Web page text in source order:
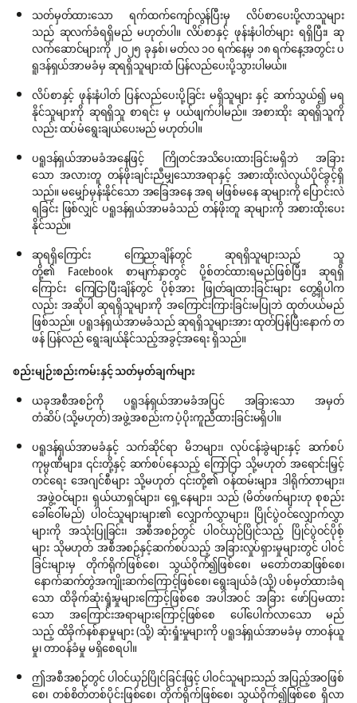
သတ်မှတ်ထားသော ရက်ထက်‌ကျော်လွန်ပြီးမှ လိပ်စာပေးပို့လာသူများ
သည် ဆုလက်ခံရရှိမည် မဟုတ်ပါ။ လိပ်စာနှင့် ဖုန်းနံပါတ်များ ရရှိပြီး၊ ဆု
လက်ဆောင်များကို ၂၀၂၅ ခုနှစ်၊ မတ်လ ၁၀ ရက်နေ့မှ ၁၈ ရက်နေ့အတွင်း ပ
ရူဒန်ရှယ်အာမခံမှ ဆုရရှိသူများထံ ပြန်လည်ပေးပို့သွားပါမယ်။
လိပ်စာနှင့် ဖုန်းနံပါတ် ပြန်လည်ပေးပို့ခြင်း မရှိသူများ နှင့် ဆက်သွယ်၍ မရ
နိုင်သူများကို ဆုရရှိသူ စာရင်း မှ ပယ်ဖျက်ပါမည်။ အစားထိုး ဆုရရှိသူကို
လည်း ထပ်မံရွေးချယ်ပေးမည် မဟုတ်ပါ။
ပရူဒန်ရှယ်အာမခံအနေဖြင့် ကြိုတင်အသိပေးထားခြင်းမရှိဘဲ အခြား
သော အလားတူ တန်ဖိုးချင်းညီမျှသောအရာနှင့် အစားထိုးလဲလှယ်ပိုင်ခွင့်ရှိ
သည်။ မမျှော်မှန်းနိုင်သော အခြေအနေ အရ မဖြစ်မနေ ဆုများကို ပြောင်းလဲ
ရခြင်း ဖြစ်လျှင် ပရူဒန်ရှယ်အာမခံသည် တန်ဖိုးတူ ဆုများကို အစားထိုးပေး
နိုင်သည်။
ဆုရရှိကြောင်း ကြေညာချိန်တွင် ဆုရရှိသူများသည် သူ
တို့၏ Facebook စာမျက်နှာတွင် ပို့စ်တင်ထားရမည်ဖြစ်ပြီး၊ ဆုရရှိ
ကြောင်း ကြေငြာပြီးချိန်တွင် ပိုစ့်အား ဖြုတ်ချထားခြင်းများ တွေ့ရှိပါက
လည်း အဆိုပါ ဆုရရှိသူများကို အကြောင်းကြားခြင်းမပြုဘဲ ထုတ်ပယ်မည်
ဖြစ်သည်။ ပရူဒန်ရှယ်အာမခံသည် ဆုရရှိသူများအား ထုတ်ပြန်ပြီးနောက် တ
ဖန် ပြန်လည် ရွေးချယ်နိုင်သည့်အခွင့်အရေး ရှိသည်။
စည်းမျဉ်းစည်းကမ်းနှင့် သတ်မှတ်ချက်များ
ယခုအစီအစဉ်ကို ပရူဒန်ရှယ်အာမခံအပြင် အခြားသော အမှတ်
တံဆိပ် (သို့မဟုတ်) အဖွဲ့အစည်းက ပံ့ပိုးကူညီထားခြင်းမရှိပါ။
ပရူဒန်ရှယ်အာမခံနှင့် သက်ဆိုင်ရာ မိဘများ၊ လုပ်ငန်းခွဲများနှင့် ဆက်စပ်
ကုမ္ပဏီများ၊ ၎င်းတို့နှင့် ဆက်စပ်နေသည့် ကြော်ငြာ သို့မဟုတ် အရောင်းမြှင့်
တင်ရေး အေဂျင်စီများ သို့မဟုတ် ၎င်းတို့၏ ဝန်ထမ်းများ၊ ဒါရိုက်တာများ၊
အဖွဲ့ဝင်များ၊ ရှယ်ယာရှင်များ၊ ရှေ့နေများ၊ သည် (မိတ်ဖက်များဟု စုစည်း
ခေါ်ဝေါ်မည်) ပါဝင်သူများများ၏ လျှောက်လွှာများ၊ ပြိုင်ပွဲဝင်လျှောက်လွှာ
များကို အသုံးပြုခြင်း၊ အစီအစဉ်တွင် ပါဝင်ယှဉ်ပြိုင်သည့် ပြိုင်ပွဲဝင်ပိုစ့်
များ သိုမဟုတ် အစီအစဉ်နှင့်ဆက်စပ်သည့် အခြားလှုပ်ရှားမှုများတွင် ပါဝင်
ခြင်းများမှ တိုက်ရိုက်ဖြစ်စေ၊ သွယ်ဝိုက်၍ဖြစ်စေ၊ မတော်တဆဖြစ်စေ၊
နောက်ဆက်တွဲအကျိုးဆက်ကြောင့်ဖြစ်စေ၊ ရွေးချယ်ခံ (သို့) ပစ်မှတ်ထားခံရ
သော ထိခိုက်ဆုံးရှုံးမှုများကြောင့်ဖြစ်စေ အပါအဝင် အခြား ဖော်ပြမထား
သော အကြောင်းအရာများကြောင့်ဖြစ်စေ ပေါ်ပေါက်လာသော မည်
သည့် ထိခိုက်နစ်နာမှုများ (သို့) ဆုံးရှုံးမှုများကို ပရူဒန်ရှယ်အာမခံမှ တာဝန်ယူ
မှု၊ တာဝန်ခံမှု မရှိစေရပါ။
ဤအစီအစဉ်တွင် ပါဝင်ယှဉ်ပြိုင်ခြင်းဖြင့် ပါဝင်သူများသည် အပြည့်အဝဖြစ်
စေ၊ တစ်စိတ်တစ်ပိုင်းဖြစ်စေ၊ တိုက်ရိုက်ဖြစ်စေ၊ သွယ်ဝိုက်၍ဖြစ်စေ ရှိလာ